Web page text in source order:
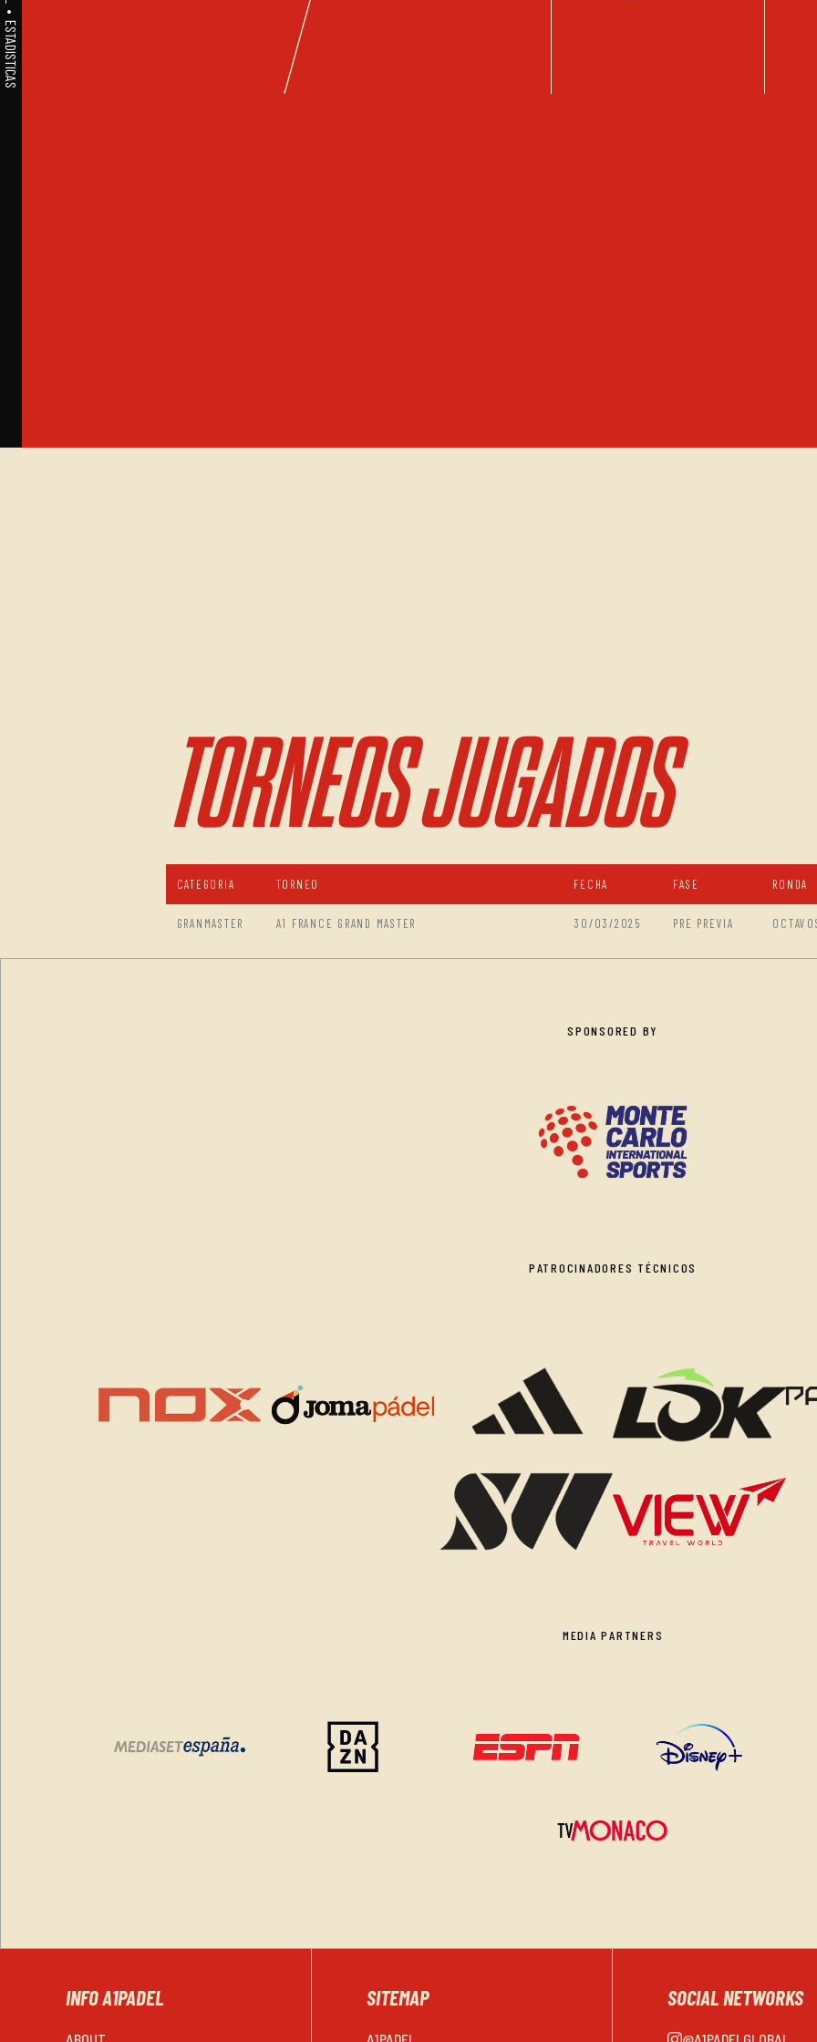
TORNEOS JUGADOS
CATEGORIA TORNEO FECHA FASE RONDA
GRANMASTER A1 FRANCE GRAND MASTER 30/03/2025 PRE PREVIA
SPONSORED BY
PATROCINADORES TÉCNICOS
MEDIA PARTNERS
INFO A1PADEL SITEMAP SOCIAL NETWORKS